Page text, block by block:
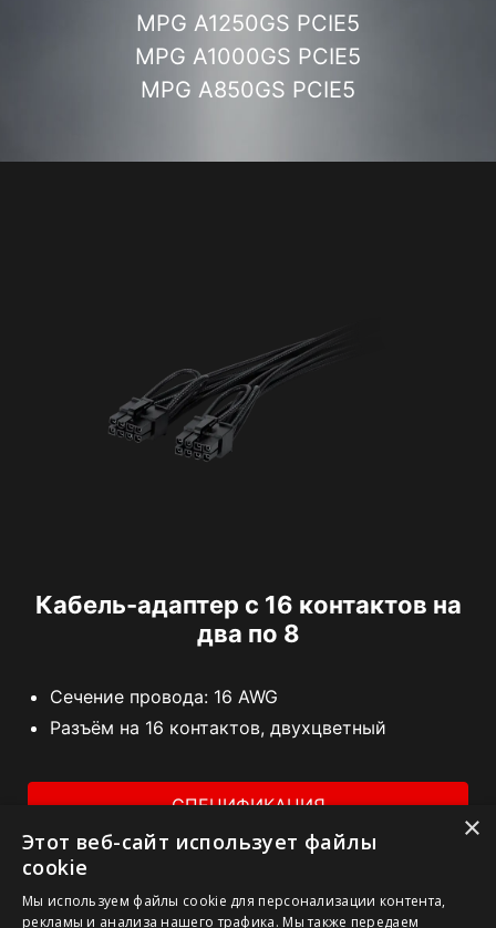
MPG A1000G PCIE5
MPG A850G PCIE5
MPG A750G PCIE5
Кабель-адаптер с 16 контактов на
два по 8
Сечение провода: 16 AWG
Разъём на 16 контактов, двухцветный
СПЕЦИФИКАЦИЯ
ГДЕ КУПИТЬ
×
Этот веб-сайт использует файлы
cookie
Мы используем файлы cookie для персонализации контента,
рекламы и анализа нашего трафика. Мы также передаем